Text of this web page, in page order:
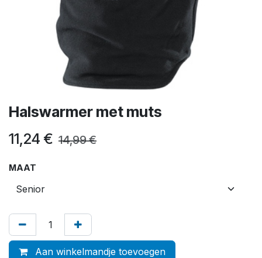
Halswarmer met muts
11,24 € 14,99€
MAAT
Aan winkelmandje toevoegen